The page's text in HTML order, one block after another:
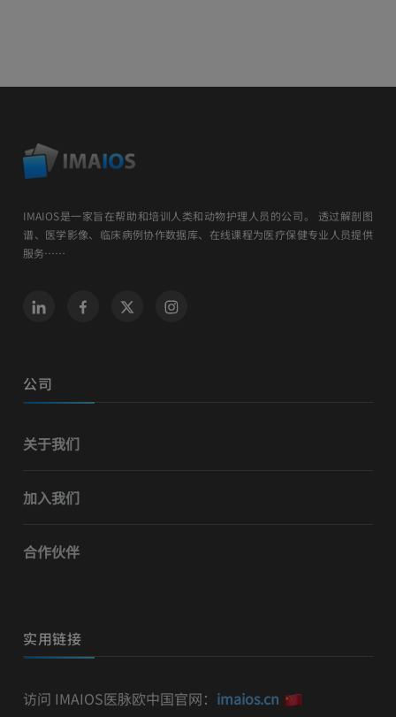
IMAIOS是一家旨在帮助和培训人类和动物护理人员的公司。 透过解剖图
谱、医学影像、临床病例协作数据库、在线课程为医疗保健专业人员提供
服务……
公司
关于我们
加入我们
合作伙伴
实用链接
访问 IMAIOS医脉欧中国官网： imaios.cn